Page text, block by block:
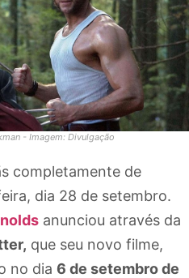
- Imagem: Divulgação
completamente de
dia 28 de setembro.
anunciou através da
que seu novo filme,
no dia 6 de setembro de